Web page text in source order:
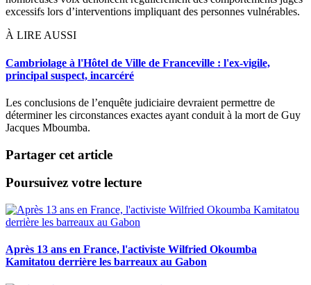
excessifs lors d’interventions impliquant des personnes vulnérables.
À LIRE AUSSI
Cambriolage à l'Hôtel de Ville de Franceville : l'ex-vigile,
principal suspect, incarcéré
Les conclusions de l’enquête judiciaire devraient permettre de
déterminer les circonstances exactes ayant conduit à la mort de Guy
Jacques Mboumba.
Partager cet article
Poursuivez votre lecture
Après 13 ans en France, l'activiste Wilfried Okoumba
Kamitatou derrière les barreaux au Gabon